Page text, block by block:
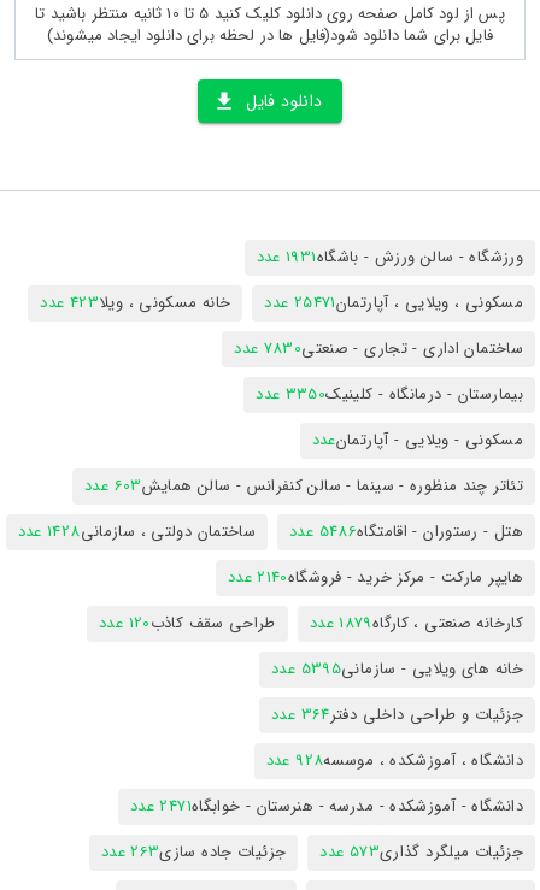
پس از لود کامل صفحه روی دانلود کلیک کنید 5 تا 10 ثانیه منتظر باشید تا
فایل برای شما دانلود شود(فایل ها در لحظه برای دانلود ایجاد میشوند)
دانلود فایل
ورزشگاه - سالن ورزش - باشگاه1931 عدد
مسکونی ، ویلایی ، آپارتمان25471 عدد خانه مسکونی ، ویلا423 عدد
ساختمان اداری - تجاری - صنعتی7830 عدد
بیمارستان - درمانگاه - کلینیک3350 عدد
مسکونی - ویلایی - آپارتمانعدد
تئاتر چند منظوره - سینما - سالن کنفرانس - سالن همایش603 عدد
هتل - رستوران - اقامتگاه5486 عدد ساختمان دولتی ، سازمانی1428 عدد
هایپر مارکت - مرکز خرید - فروشگاه2140 عدد
کارخانه صنعتی ، کارگاه1879 عدد طراحی سقف کاذب120 عدد
خانه های ویلایی - سازمانی5395 عدد
جزئیات و طراحی داخلی دفتر364 عدد
دانشگاه ، آموزشکده ، موسسه928 عدد
دانشگاه - آموزشکده - مدرسه - هنرستان - خوابگاه2471 عدد
جزئیات میلگرد گذاری573 عدد جزئیات جاده سازی263 عدد